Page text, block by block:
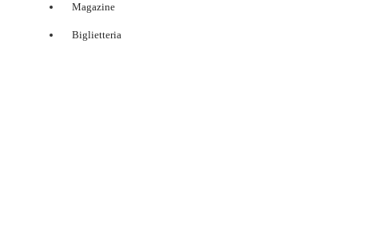
Magazine
Biglietteria